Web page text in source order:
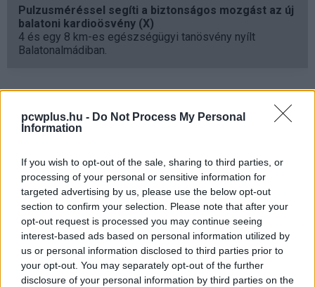
pcwplus.hu - Do Not Process My Personal
Information
If you wish to opt-out of the sale, sharing to third parties, or
processing of your personal or sensitive information for
targeted advertising by us, please use the below opt-out
section to confirm your selection. Please note that after your
opt-out request is processed you may continue seeing
interest-based ads based on personal information utilized by
us or personal information disclosed to third parties prior to
your opt-out. You may separately opt-out of the further
disclosure of your personal information by third parties on the
Pulzusméréssel segíti a biztonságos mozgást az új
balatoni kardioösvény (X)
4 és egy 8 km-es egészségügyi tanösvény nyílt
Balatonalmádiban.
Címkék: #samsung #galaxy #z flip5
#z fold5
Szeretnél stabilabb,
biztonságosabb eszközöket?